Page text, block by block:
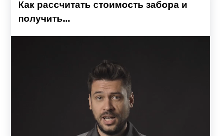
Как рассчитать стоимость забора и
получить...